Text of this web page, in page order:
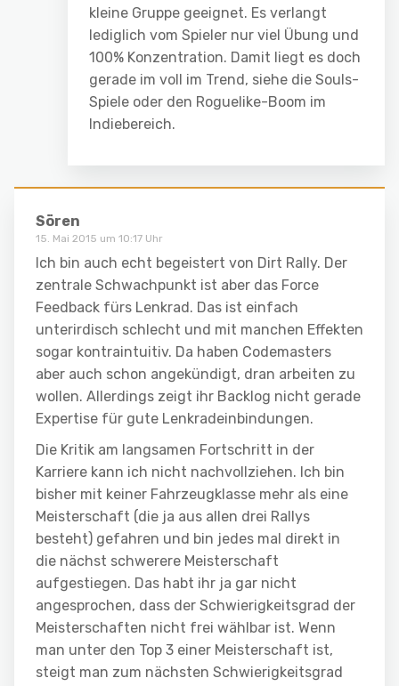
kleine Gruppe geeignet. Es verlangt
lediglich vom Spieler nur viel Übung und
100% Konzentration. Damit liegt es doch
gerade im voll im Trend, siehe die Souls-
Spiele oder den Roguelike-Boom im
Indiebereich.
Sören
15. Mai 2015 um 10:17 Uhr
Ich bin auch echt begeistert von Dirt Rally. Der
zentrale Schwachpunkt ist aber das Force
Feedback fürs Lenkrad. Das ist einfach
unterirdisch schlecht und mit manchen Effekten
sogar kontraintuitiv. Da haben Codemasters
aber auch schon angekündigt, dran arbeiten zu
wollen. Allerdings zeigt ihr Backlog nicht gerade
Expertise für gute Lenkradeinbindungen.
Die Kritik am langsamen Fortschritt in der
Karriere kann ich nicht nachvollziehen. Ich bin
bisher mit keiner Fahrzeugklasse mehr als eine
Meisterschaft (die ja aus allen drei Rallys
besteht) gefahren und bin jedes mal direkt in
die nächst schwerere Meisterschaft
aufgestiegen. Das habt ihr ja gar nicht
angesprochen, dass der Schwierigkeitsgrad der
Meisterschaften nicht frei wählbar ist. Wenn
man unter den Top 3 einer Meisterschaft ist,
steigt man zum nächsten Schwierigkeitsgrad